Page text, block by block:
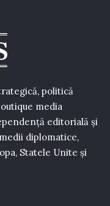
politică
media
editorială și
diplomatice,
Statele Unite și